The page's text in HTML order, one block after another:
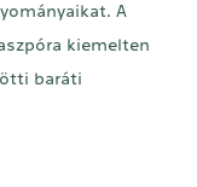
A
kiemelten
baráti